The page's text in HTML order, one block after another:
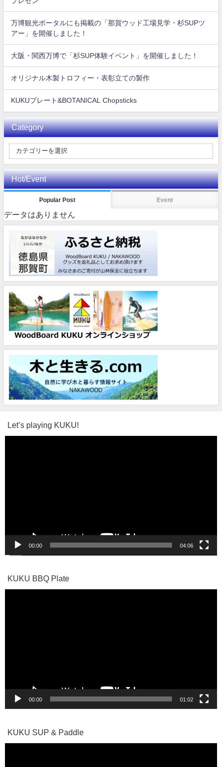
万博観光ポータルにも掲載の「那賀ウッド工場見学・杉SUPツ
アー」を開催しました！
大阪・関西万博で「杉SUP体験イベント」を開催しました！
オリジナル木製トロフィー・表彰立ての製作
KUKUプレート&BOTANICAL Chopsticks
Category
Hot/Event
Popular Post Event
データはありません
Let’s playing KUKU!
00:00 04:06
KUKU BBQ Plate
00:00 01:02
KUKU SUP & Paddle